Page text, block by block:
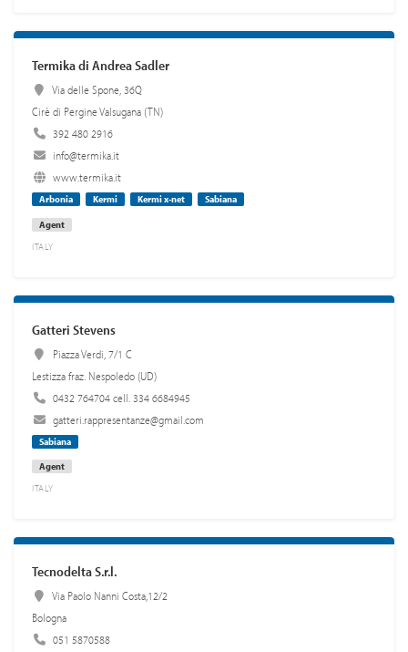
Termika di Andrea Sadler
Via delle Spone, 36Q
Cirè di Pergine Valsugana (TN)
392 480 2916
info@termika.it
www.termika.it
Arbonia Kermi Kermi x-net
Sabiana
Agent
ITALY
Gatteri Stevens
Piazza Verdi, 7/1 C
Lestizza fraz. Nespoledo (UD)
0432 764704 cell. 334 6684945
gatteri.rappresentanze@gmail.com
Sabiana
Agent
ITALY
Tecnodelta S.r.l.
Via Paolo Nanni Costa,12/2
Bologna
051 5870588